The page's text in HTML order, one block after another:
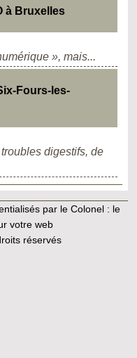
à Bruxelles
», mais...
Fours-les-
digestifs, de
par le Colonel : le
votre web
réservés